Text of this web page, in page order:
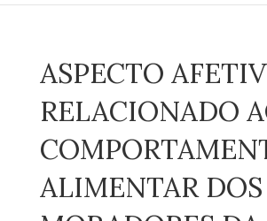
ASPECTO
RELACIONADO
ALIMENTAR DOS